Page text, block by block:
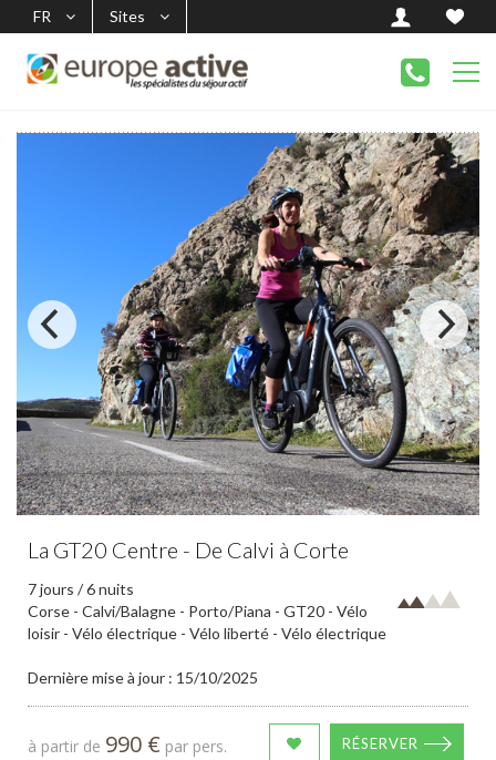
FR Sites
La GT20 Centre - De Calvi à Corte
7 jours / 6 nuits
Corse - Calvi/Balagne - Porto/Piana - GT20 - Vélo
loisir - Vélo électrique - Vélo liberté - Vélo électrique
Dernière mise à jour : 15/10/2025
à partir de 990 € par pers. RÉSERVER